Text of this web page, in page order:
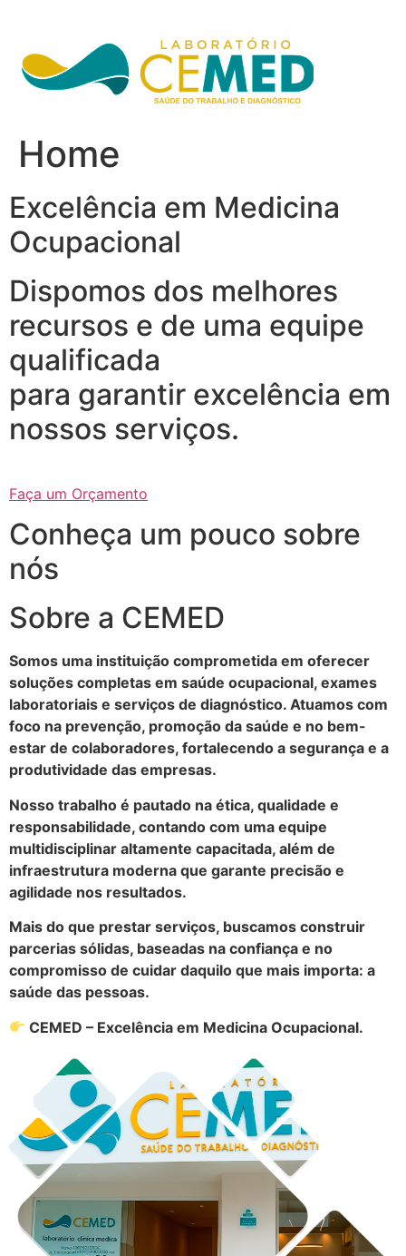
conteúdo
Home
Excelência em Medicina
Ocupacional
Dispomos dos melhores
recursos e de uma equipe
qualificada
para garantir excelência em
nossos serviços.
Faça um Orçamento
Conheça um pouco sobre
nós
Sobre a CEMED
Somos uma instituição comprometida em oferecer
soluções completas em saúde ocupacional, exames
laboratoriais e serviços de diagnóstico. Atuamos com
foco na prevenção, promoção da saúde e no bem-
estar de colaboradores, fortalecendo a segurança e a
produtividade das empresas.
Nosso trabalho é pautado na ética, qualidade e
responsabilidade, contando com uma equipe
multidisciplinar altamente capacitada, além de
infraestrutura moderna que garante precisão e
agilidade nos resultados.
Mais do que prestar serviços, buscamos construir
parcerias sólidas, baseadas na confiança e no
compromisso de cuidar daquilo que mais importa: a
saúde das pessoas.
CEMED – Excelência em Medicina Ocupacional.